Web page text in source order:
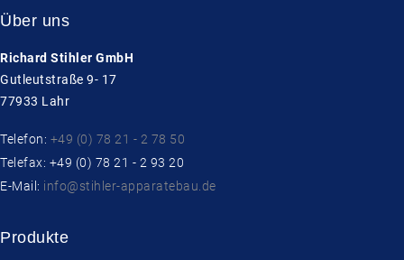
Über uns
Richard Stihler GmbH
Gutleutstraße 9- 17
77933 Lahr
Telefon: +49 (0) 78 21 - 2 78 50
Telefax: +49 (0) 78 21 - 2 93 20
E-Mail: info@stihler-apparatebau.de
Produkte